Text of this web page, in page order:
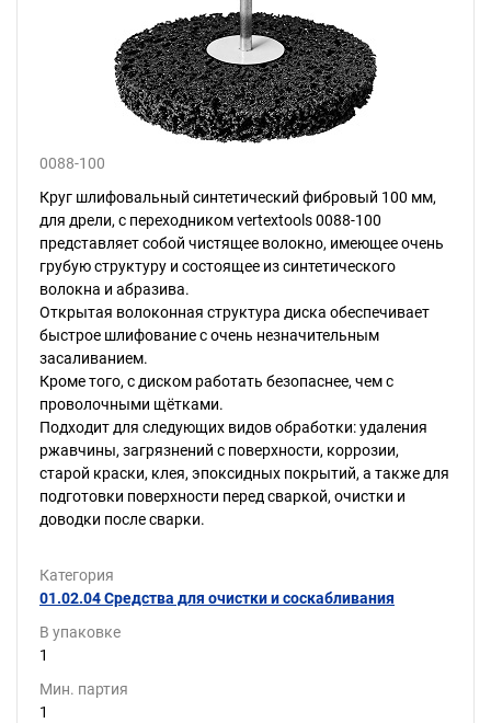
0088-100
Круг шлифовальный синтетический фибровый 100 мм,
для дрели, с переходником vertextools 0088-100
представляет собой чистящее волокно, имеющее очень
грубую структуру и состоящее из синтетического
волокна и абразива.
Открытая волоконная структура диска обеспечивает
быстрое шлифование с очень незначительным
засаливанием.
Кроме того, с диском работать безопаснее, чем с
проволочными щётками.
Подходит для следующих видов обработки: удаления
ржавчины, загрязнений с поверхности, коррозии,
старой краски, клея, эпоксидных покрытий, а также для
подготовки поверхности перед сваркой, очистки и
доводки после сварки.
Категория
01.02.04 Средства для очистки и соскабливания
В упаковке
1
Мин. партия
1